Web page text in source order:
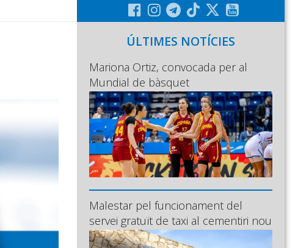
ÚLTIMES NOTÍCIES
Mariona Ortiz, convocada per al
Mundial de bàsquet
Malestar pel funcionament del
servei gratuït de taxi al cementiri nou